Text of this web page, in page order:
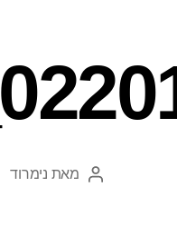
המחבר
מאת נימרוד